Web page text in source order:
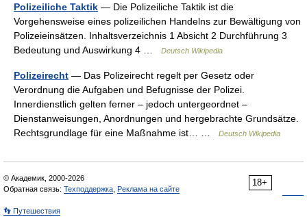
Polizeiliche Taktik — Die Polizeiliche Taktik ist die
Vorgehensweise eines polizeilichen Handelns zur Bewältigung von
Polizeieinsätzen. Inhaltsverzeichnis 1 Absicht 2 Durchführung 3
Bedeutung und Auswirkung 4 …
Deutsch Wikipedia
Polizeirecht — Das Polizeirecht regelt per Gesetz oder
Verordnung die Aufgaben und Befugnisse der Polizei.
Innerdienstlich gelten ferner – jedoch untergeordnet –
Dienstanweisungen, Anordnungen und hergebrachte Grundsätze.
Rechtsgrundlage für eine Maßnahme ist… …
Deutsch Wikipedia
18+
© Академик, 2000-2026
Обратная связь: Техподдержка Реклама на сайте
👣 Путешествия